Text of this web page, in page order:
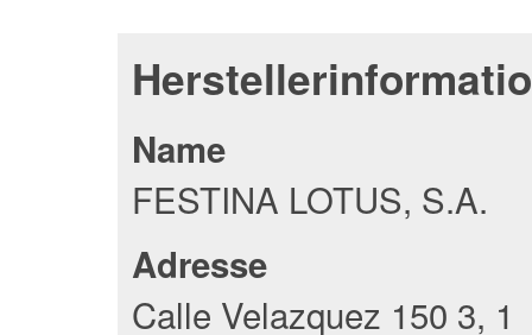
Name
FESTINA LOTUS, S.A.
Adresse
Calle Velazquez 150 3, 1